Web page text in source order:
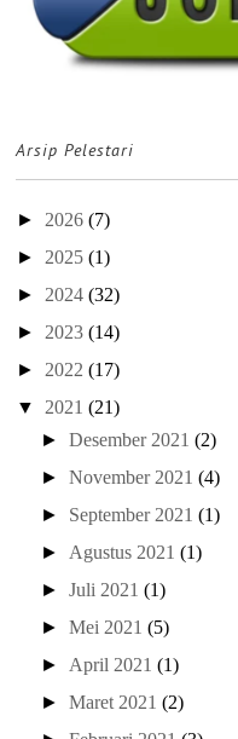
Arsip Pelestari
►2026(7)
►2025(1)
►2024(32)
►2023(14)
►2022(17)
▼2021(21)
► Desember 2021 (2)
► November 2021 (4)
► September 2021 (1)
► Agustus 2021 (1)
► Juli 2021 (1)
► Mei 2021 (5)
► April 2021 (1)
► Maret 2021 (2)